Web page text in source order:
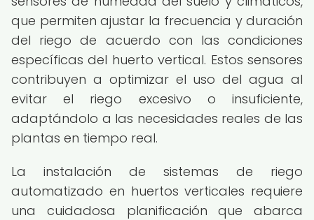
que permiten ajustar la frecuencia y duración
del riego de acuerdo con las condiciones
específicas del huerto vertical. Estos sensores
contribuyen a optimizar el uso del agua al
evitar el riego excesivo o insuficiente,
adaptándolo a las necesidades reales de las
plantas en tiempo real.
La instalación de sistemas de riego
automatizado en huertos verticales requiere
una cuidadosa planificación que abarca